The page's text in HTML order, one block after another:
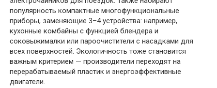
популярность компактные многофункциональные
приборы, заменяющие 3–4 устройства: например,
кухонные комбайны с функцией блендера и
соковыжималки или пароочистители с насадками для
всех поверхностей. Экологичность тоже становится
важным критерием — производители переходят на
перерабатываемый пластик и энергоэффективные
двигатели.